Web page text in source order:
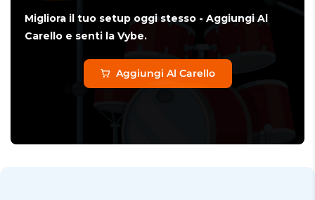
Migliora il tuo setup oggi stesso - Aggiungi Al
Carello e senti la Vybe.
Aggiungi Al Carello